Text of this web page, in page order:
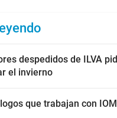
despedidos de ILVA
el invierno
que trabajan con